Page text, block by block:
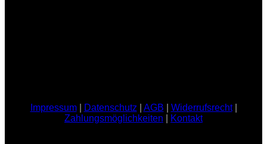
Impressum| Datenschutz AGB Widerrufsrecht|
Zahlungsmöglichkeiten
Kontakt